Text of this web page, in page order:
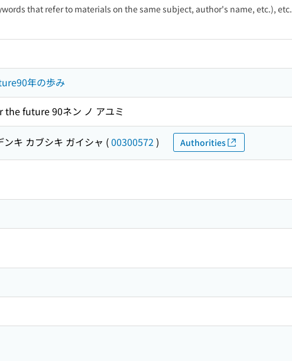
that refer to materials on the same subject, author's name, etc.), etc.
年の歩み
the future 90ネン ノ アユミ
ンキ カブシキ ガイシャ (00300572 ) Authorities